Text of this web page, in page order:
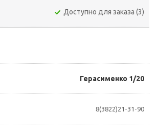
Доступно для заказа (3)
Герасименко 1/20
8(3822)21-31-90